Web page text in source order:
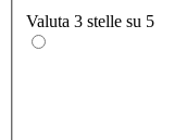
Valuta 3 stelle su 5